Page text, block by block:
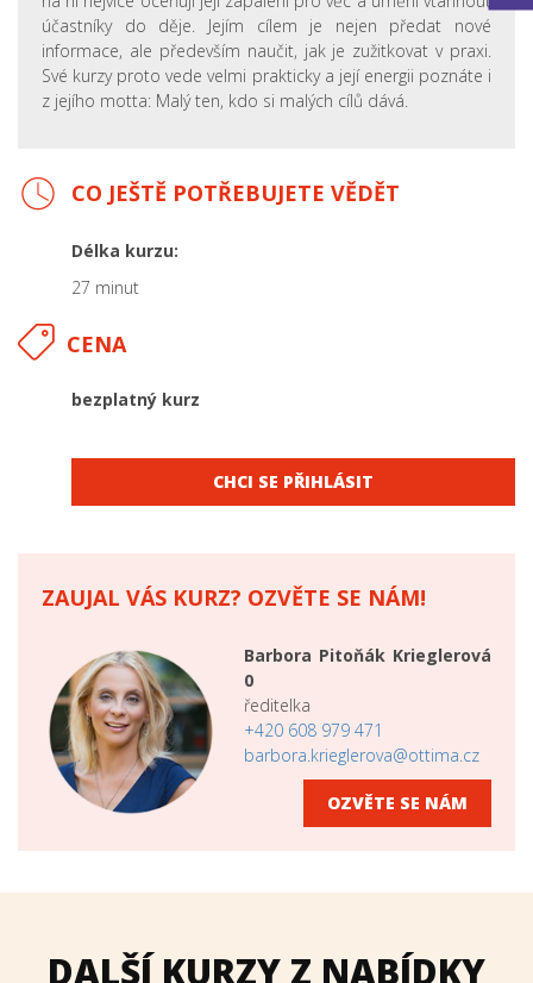
účastníky do děje. Jejím cílem je nejen předat nové
informace, ale především naučit, jak je zužitkovat v praxi.
Své kurzy proto vede velmi prakticky a její energii poznáte i
z jejího motta: Malý ten, kdo si malých cílů dává.
CO JEŠTĚ POTŘEBUJETE VĚDĚT
Délka kurzu:
27 minut
CENA
bezplatný kurz
CHCI SE PŘIHLÁSIT
ZAUJAL VÁS KURZ? OZVĚTE SE NÁM!
Barbora Pitoňák Krieglerová
0
ředitelka
+420 608 979 471
barbora.krieglerova@ottima.cz
OZVĚTE SE NÁM
DALŠÍ KURZY Z NABÍDKY